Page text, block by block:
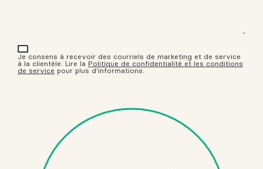
Je consens à recevoir des courriels de marketing et de service
à la clientèle. Lire la Politique de confidentialité et les conditions
de service pour plus d'informations.